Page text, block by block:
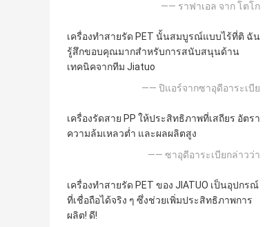
—— ราฟาเอล จาก โตโก
เครื่องทำสายรัด PET นั้นสมบูรณ์แบบไร้ที่ติ ฉัน
รู้สึกขอบคุณมากสำหรับการสนับสนุนด้าน
เทคนิคจากทีม Jiatuo
—— ปิแอร์จากซาอุดีอาระเบีย
เครื่องรัดสาย PP ให้ประสิทธิภาพที่เสถียร อัตรา
ความล้มเหลวต่ำ และผลผลิตสูง
—— ซาอุดีอาระเบียกล่าวว่า
เครื่องทำสายรัด PET ของ JIATUO เป็นอุปกรณ์
ที่เชื่อถือได้จริง ๆ ซึ่งช่วยเพิ่มประสิทธิภาพการ
ผลิต! ดี!